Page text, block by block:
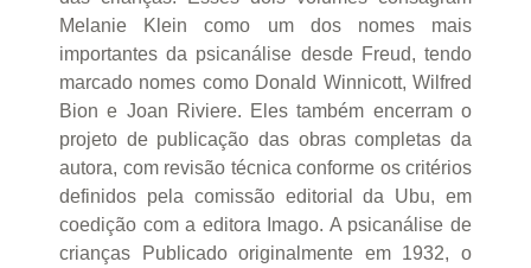
Melanie Klein como um dos nomes mais
importantes da psicanálise desde Freud, tendo
marcado nomes como Donald Winnicott, Wilfred
Bion e Joan Riviere. Eles também encerram o
projeto de publicação das obras completas da
autora, com revisão técnica conforme os critérios
definidos pela comissão editorial da Ubu, em
coedição com a editora Imago. A psicanálise de
crianças Publicado originalmente em 1932, o